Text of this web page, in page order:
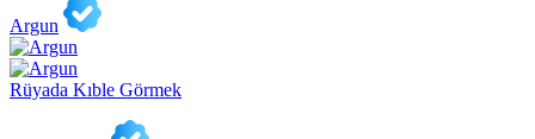
Argun
Rüyada Kıble Görmek